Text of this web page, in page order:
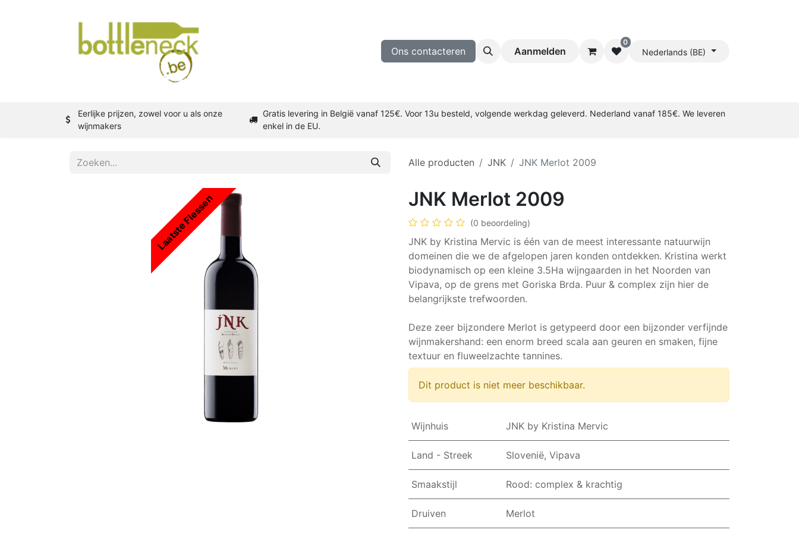
Blog
Ons contacteren Aanmelden
0
Nederlands (BE)
Eerlijke prijzen, zowel voor u als onze
wijnmakers
Gratis levering in België vanaf 125€. Voor 13u besteld, volgende werkdag geleverd. Nederland vanaf 185€. We leveren
enkel in de EU.
Alle producten JNK JNK Merlot 2009
Laatste Flessen JNK Merlot 2009
(0 beoordeling)
JNK by Kristina Mervic is één van de meest interessante natuurwijn
domeinen die we de afgelopen jaren konden ontdekken. Kristina werkt
biodynamisch op een kleine 3.5Ha wijngaarden in het Noorden van
Vipava, op de grens met Goriska Brda. Puur & complex zijn hier de
belangrijkste trefwoorden.
Deze zeer bijzondere Merlot is getypeerd door een bijzonder verfijnde
wijnmakershand: een enorm breed scala aan geuren en smaken, fijne
textuur en fluweelzachte tannines.
Dit product is niet meer beschikbaar.
Wijnhuis JNK by Kristina Mervic
Land - Streek Slovenië, Vipava
Smaakstijl Rood: complex & krachtig
Druiven Merlot